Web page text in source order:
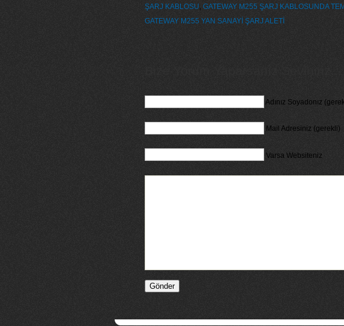
ŞARJ KABLOSU, GATEWAY M255 ŞARJ KABLOSUNDA
GATEWAY M255 YAN SANAYİ ŞARJ ALETİ
Adınız Soyadonız
Mail Adresiniz (gerekli)
Varsa Websiteniz